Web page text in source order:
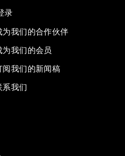
录
为我们的合作伙伴
为我们的会员
阅我们的新闻稿
系我们